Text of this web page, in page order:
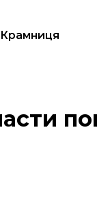
Крамниця